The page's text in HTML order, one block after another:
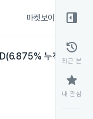
마켓보이스
누적 상환)
right_panel_open
history
최근 본
star
내 관심